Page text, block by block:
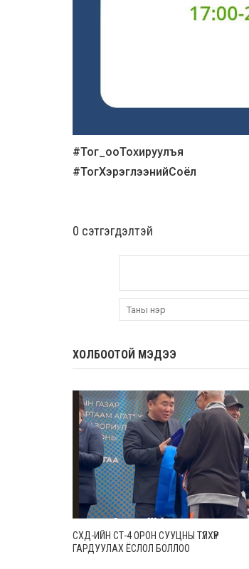
#Тог_ооТохируулъя
#ТогХэрэглээнийСоёл
0 cэтгэгдэлтэй
ХОЛБООТОЙ МЭДЭЭ
СХД-ИЙН СТ-4 ОРОН СУУЦНЫ ТҮЛХҮҮР
ГАРДУУЛАХ ЁСЛОЛ БОЛЛОО